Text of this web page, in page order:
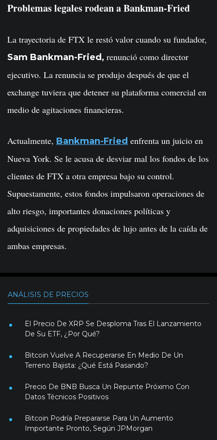
Problemas legales rodean a Bankman-Fried
La trayectoria de FTX le restó valor cuando su fundador,
Sam Bankman-Fried, renunció como director
ejecutivo. La renuncia se produjo después de que el
exchange tuviera que detener su plataforma comercial en
medio de agitaciones financieras.
Actualmente, Bankman-Fried enfrenta un juicio en
Nueva York. Se le acusa de desviar mal los fondos de los
clientes de FTX a otra empresa bajo su control.
Supuestamente, estos fondos impulsaron operaciones de
alto riesgo, importantes donaciones políticas y
adquisiciones de propiedades de lujo antes de la caída de
ambas empresas.
ANÁLISIS DE PRECIOS
El Precio De XRP Se Desploma Tras El Lanzamiento
De Su ETF, ¿Por Qué?
Bitcoin Vuelve A Recuperarse En Medio De Un
Terreno Bajista: ¿Qué Está Pasando?
Precio De BNB Busca Un Repunte Próximo Con
Datos Técnicos Positivos
Bitcoin Podría Prepararse Para Un Aumento
Importante Pronto, Según JPMorgan